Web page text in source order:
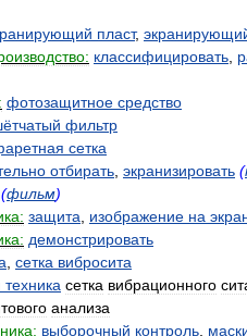
пласт,
классифицировать
фотозащитное средство
фильтр
сетка
отбирать экранизировать (
(фильм)
защита изображение на
демонстрировать
сетка вибросита
техника сетка вибрационного
анализа
выборочный контроль